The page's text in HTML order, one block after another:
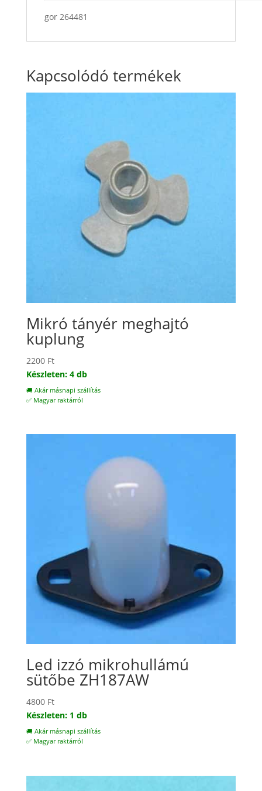
gor 264481
Kapcsolódó termékek
Mikró tányér meghajtó
kuplung
2200 Ft
Készleten: 4 db
🚚 Akár másnapi szállítás
✅ Magyar raktárról
Led izzó mikrohullámú
sütőbe ZH187AW
4800 Ft
Készleten: 1 db
🚚 Akár másnapi szállítás
✅ Magyar raktárról